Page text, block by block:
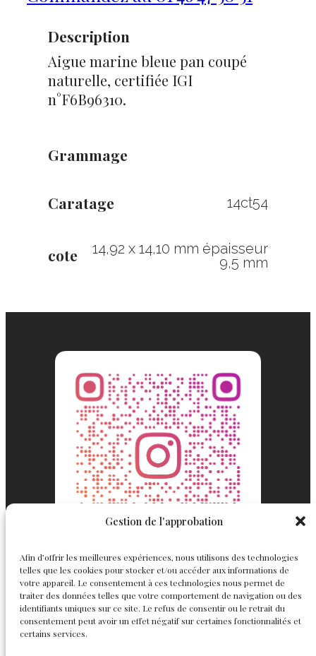
Gestion de l'approbation
Afin d’offrir les meilleures expériences, nous utilisons des technologies
telles que les cookies pour stocker et/ou accéder aux informations de
votre appareil. Le consentement à ces technologies nous permet de
traiter des données telles que votre comportement de navigation ou des
identifiants uniques sur ce site. Le refus de consentir ou le retrait du
consentement peut avoir un effet négatif sur certaines fonctionnalités et
certains services.
Description
Aigue marine bleue pan coupé
naturelle, certifiée IGI
n°F6B96310.
Grammage
Caratage 14ct54
cote
14,92 x 14,10 mm épaisseur
9,5 mm
Englemond